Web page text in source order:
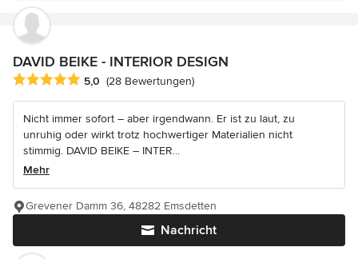
DAVID BEIKE - INTERIOR DESIGN
Durchschnittliche Bewertung: 5 von 5 Sternen
5,0 (28 Bewertungen)
Nicht immer sofort – aber irgendwann. Er ist zu laut, zu
unruhig oder wirkt trotz hochwertiger Materialien nicht
stimmig. DAVID BEIKE – INTER...
Mehr
Nachricht
Grevener Damm 36, 48282 Emsdetten